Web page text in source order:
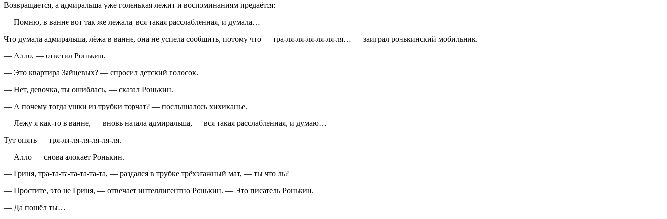
Возвращается, а адмиральша уже голенькая лежит и воспоминаниям предаётся:
— Помню, в ванне вот так же лежала, вся такая расслабленная, и думала…
Что думала адмиральша, лёжа в ванне, она не успела сообщить, потому что — тра-ля-ля-ля-ля-ля-ля… — заиграл ронькинский мобильник.
— Алло, — ответил Ронькин.
— Это квартира Зайцевых? — спросил детский голосок.
— Нет, девочка, ты ошиблась, — сказал Ронькин.
— А почему тогда ушки из трубки торчат? — послышалось хихиканье.
— Лежу я как-то в ванне, — вновь начала адмиральша, — вся такая расслабленная, и думаю…
Тут опять — тря-ля-ля-ля-ля-ля-ля.
— Алло — снова алокает Ронькин.
— Гриня, тра-та-та-та-та-та-та, — раздался в трубке трёхэтажный мат, — ты что ль?
— Простите, это не Гриня, — отвечает интеллигентно Ронькин. — Это писатель Ронькин.
— Да пошёл ты…